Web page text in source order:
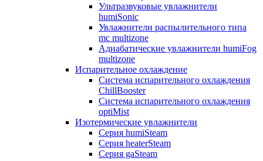
Ультразвуковые увлажнители
humiSonic
Увлажнители распылительного типа
mc multizone
Адиабатические увлажнители humiFog
multizone
Испарительное охлаждение
Система испарительного охлаждения
ChillBooster
Система испарительного охлаждения
optiMist
Изотермические увлажнители
Серия humiSteam
Серия heaterSteam
Серия gaSteam